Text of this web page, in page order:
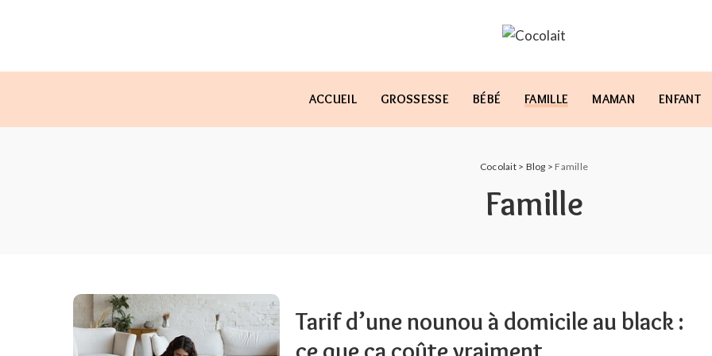
ACCUEIL GROSSESSE BÉBÉ FAMILLE MAMAN ENFANT
Cocolait> Blog > Famille
Famille
Tarif d’une nounou à domicile au black :